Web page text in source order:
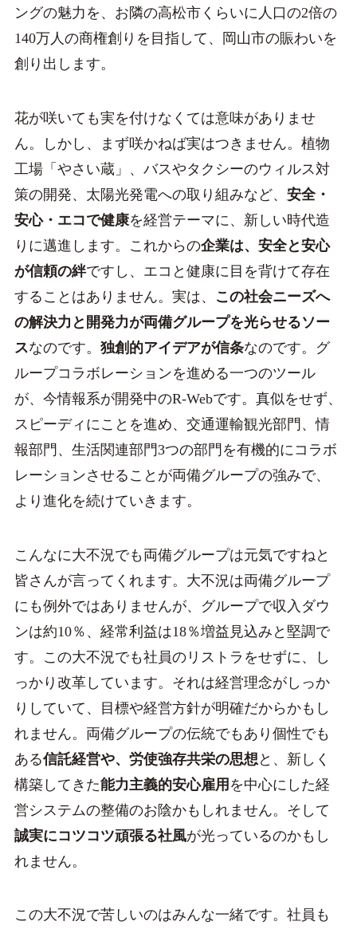
ングの魅力を、お隣の高松市くらいに人口の2倍の
140万人の商権創りを目指して、岡山市の賑わいを
創り出します。
花が咲いても実を付けなくては意味がありませ
ん。しかし、まず咲かねば実はつきません。植物
工場「やさい蔵」、バスやタクシーのウィルス対
策の開発、太陽光発電への取り組みなど、 安全・
安心・エコで健康を経営テーマに、新しい時代造
りに邁進します。これからの企業は、安全と安心
が信頼の絆ですし、エコと健康に目を背けて存在
することはありません。実は、
この社会ニーズへ
の解決力と開発力が両備グループを光らせるソー
スなのです。 独創的アイデアが信条なのです。グ
ループコラボレーションを進める一つのツール
が、今情報系が開発中のR-Webです。真似をせず、
スピーディにことを進め、交通運輸観光部門、情
報部門、生活関連部門3つの部門を有機的にコラボ
レーションさせることが両備グループの強みで、
より進化を続けていきます。
こんなに大不況でも両備グループは元気ですねと
皆さんが言ってくれます。大不況は両備グループ
にも例外ではありませんが、グループで収入ダウ
ンは約10％、経常利益は18％増益見込みと堅調で
す。この大不況でも社員のリストラをせずに、し
っかり改革しています。それは経営理念がしっか
りしていて、目標や経営方針が明確だからかもし
れません。両備グループの伝統でもあり個性でも
ある信託経営や、労使強存共栄の思想 と、新しく
構築してきた能力主義的安心雇用 を中心にした経
営システムの整備のお陰かもしれません。そして
誠実にコツコツ頑張る社風が光っているのかもし
れません。
この大不況で苦しいのはみんな一緒です。社員も